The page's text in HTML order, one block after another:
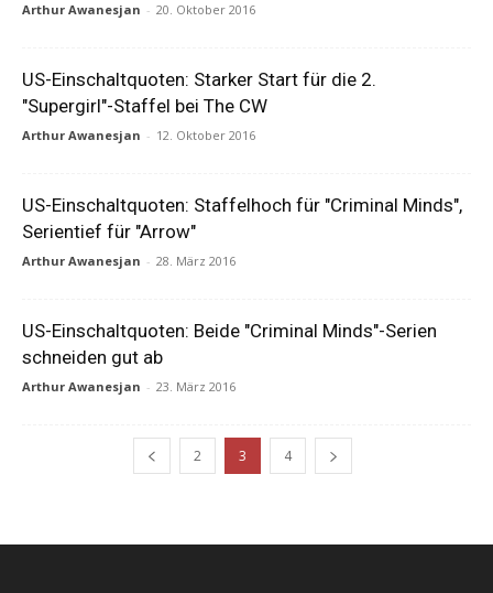
Arthur Awanesjan - 20. Oktober 2016
US-Einschaltquoten: Starker Start für die 2.
"Supergirl"-Staffel bei The CW
Arthur Awanesjan - 12. Oktober 2016
US-Einschaltquoten: Staffelhoch für "Criminal Minds",
Serientief für "Arrow"
Arthur Awanesjan - 28. März 2016
US-Einschaltquoten: Beide "Criminal Minds"-Serien
schneiden gut ab
Arthur Awanesjan - 23. März 2016
2 3 4